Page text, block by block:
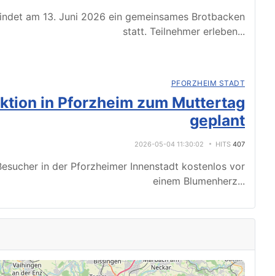
am 13. Juni 2026 ein gemeinsames Brotbacken
statt. Teilnehmer erleben...
PFORZHEIM STADT
in Pforzheim zum Muttertag
geplant
2026-05-04 11:30:02 HITS 407
in der Pforzheimer Innenstadt kostenlos vor
einem Blumenherz...